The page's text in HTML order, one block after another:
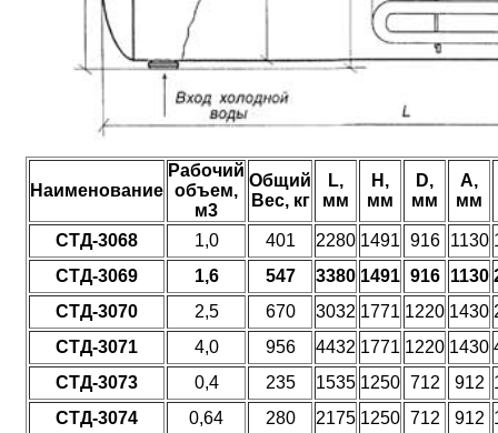
Наименование
Рабочий
объем,
м3
Общий
Вес, кг
L,
мм
H,
мм
D,
мм
A,
мм
СТД-3068 1,0 401 2280 1491 916 1130
СТД-3069
1,6 547 3380 1491 916 1130
СТД-3070
2,5 670 3032 1771 1220 1430
СТД-3071
4,0 956 4432 1771 1220 1430
СТД-3073
0,4 235 1535 1250 712 912
СТД-3074
0,64 280 2175 1250 712 912